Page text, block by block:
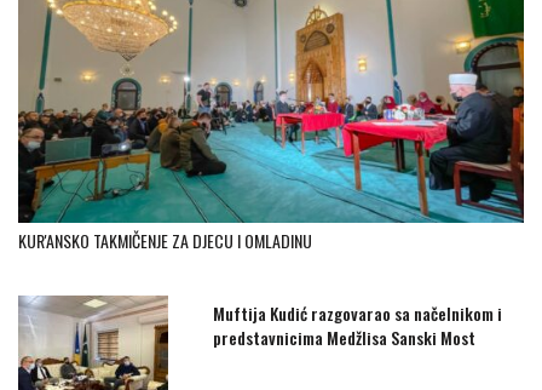
KUR'ANSKO TAKMIČENJE ZA DJECU I OMLADINU
Muftija Kudić razgovarao sa načelnikom i
predstavnicima Medžlisa Sanski Most